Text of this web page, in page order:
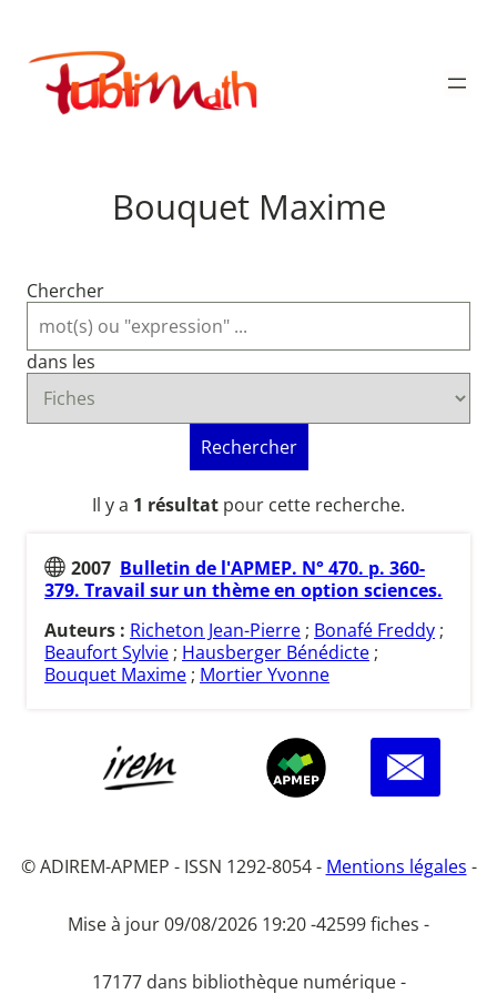
contenu
Publimath
Bouquet Maxime
Chercher
dans les
Rechercher
Il y a 1 résultat pour cette recherche.
2007 Bulletin de l'APMEP. N° 470. p. 360-
379. Travail sur un thème en option sciences.
Auteurs : Richeton Jean-Pierre ; Bonafé Freddy ;
Beaufort Sylvie ; Hausberger Bénédicte ;
Bouquet Maxime ; Mortier Yvonne
© ADIREM-APMEP - ISSN 1292-8054 - Mentions légales -
Mise à jour 09/08/2026 19:20 -42599 fiches -
17177 dans bibliothèque numérique -